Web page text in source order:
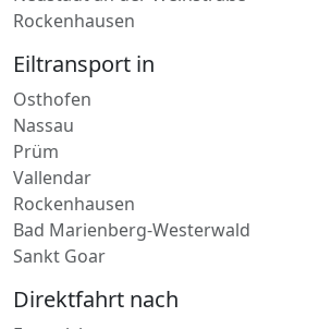
Speicher
Neustadt an der Weinstraße
Rockenhausen
Eiltransport in
Osthofen
Nassau
Prüm
Vallendar
Bad Marienberg-Westerwald